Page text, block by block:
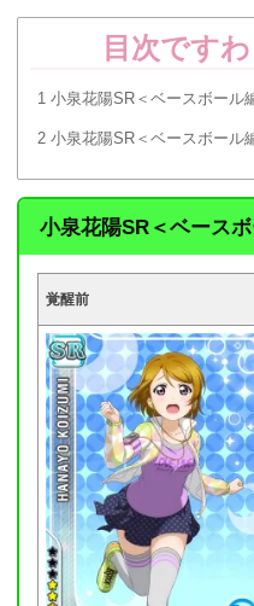
目次ですわ
1 小泉花陽SR＜ベースボール
2 小泉花陽SR＜ベースボール
小泉花陽SR＜ベース
覚醒前